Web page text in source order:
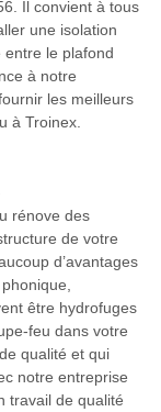
Il convient à tous
une isolation
entre le plafond
à notre
les meilleurs
à Troinex.
rénove des
de votre
d’avantages
être hydrofuges
feu dans votre
qualité et qui
notre entreprise
travail de qualité